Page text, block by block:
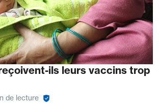
ils leurs vaccins trop
de lecture